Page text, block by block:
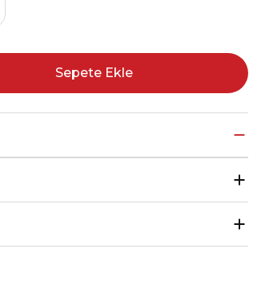
Sepete Ekle